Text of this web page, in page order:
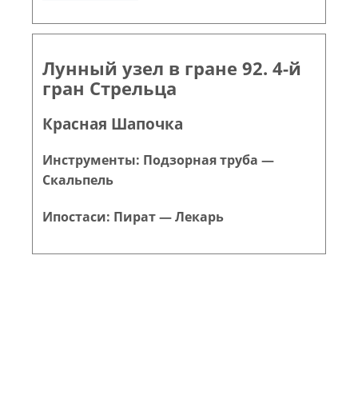
Лунный узел в гране 92. 4-й
гран Стрельца
Красная Шапочка
Инструменты: Подзорная труба —
Скальпель
Ипостаси: Пират — Лекарь